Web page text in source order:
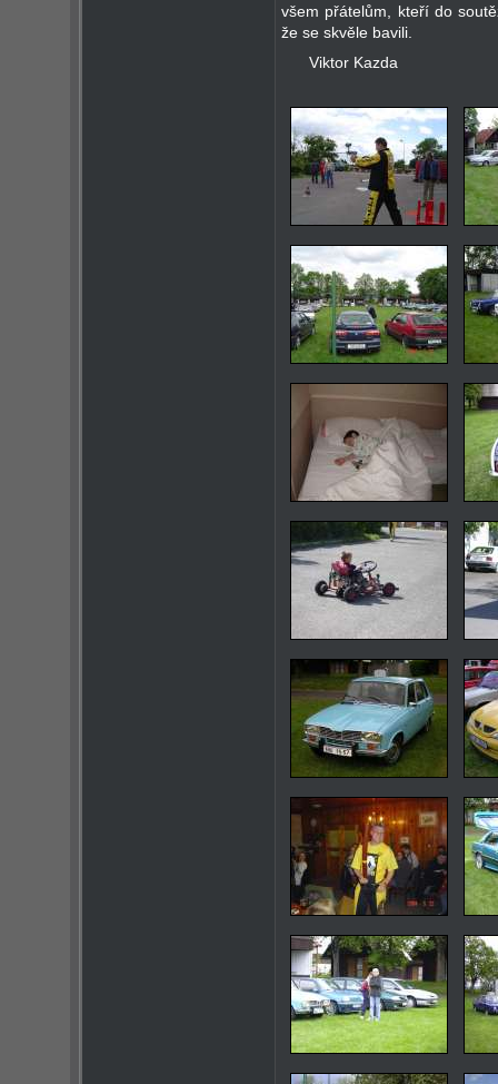
všem přátelům, kteří do
že se skvěle bavili.
Viktor Kazda